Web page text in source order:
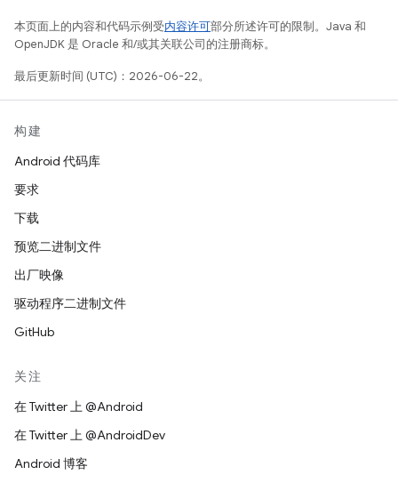
本页面上的内容和代码示例受内容许可部分所述许可的限制。Java 和
OpenJDK 是 Oracle 和/或其关联公司的注册商标。
最后更新时间 (UTC)：2026-06-22。
构建
Android 代码库
要求
下载
预览二进制文件
出厂映像
驱动程序二进制文件
GitHub
关注
在 Twitter 上 @Android
在 Twitter 上 @AndroidDev
Android 博客